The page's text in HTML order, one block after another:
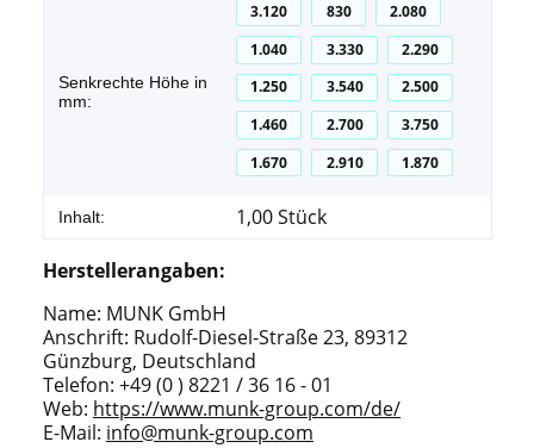
Senkrechte Höhe in
mm:
3.120 830
2.080
1.040
3.330
2.290
1.250
3.540
2.500
1.460
2.700
3.750
1.670
2.910 1.870
Inhalt: 1,00 Stück
Herstellerangaben:
Name: MUNK GmbH
Anschrift: Rudolf-Diesel-Straße 23, 89312
Günzburg, Deutschland
Telefon: +49 (0 ) 8221 / 36 16 - 01
Web: https://www.munk-group.com/de/
E-Mail: info@munk-group.com